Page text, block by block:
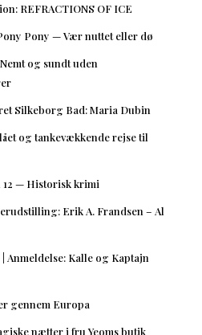
REFRACTIONS OF ICE
Pony — Vær nuttet eller dø
og sundt uden
Silkeborg Bad: Maria Dubin
og tankevækkende rejse til
12 — Historisk krimi
Erik A. Frandsen – Al
Anmeldelse: Kalle og Kaptajn
gennem Europa
nætter i fru Yeoms butik